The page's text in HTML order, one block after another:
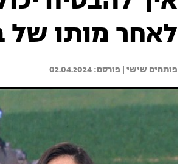
לאחר מותו
פותחים שישי | 02.04.2024